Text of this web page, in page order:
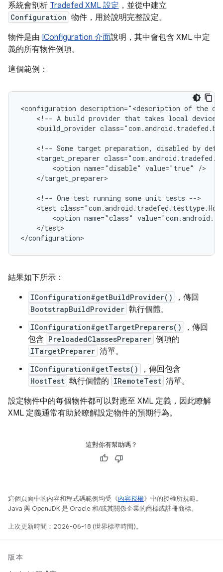
系統會剖析 Tradefed XML 設定 ，並從中建立
Configuration 物件，用於說明完整設定。
物件是由 IConfiguration 介面說明，其中會包含 XML 中定
義的所有物件例項。
這個範例：
<configuration description="<description of the
<!-- A build provider that takes local device
<build_provider
<!-- Some target preparation, disabled by
<target_preparer
<option name="disable" value="true"
</target_preparer>
<!-- One test running some unit tests
<test
<option name="class"
</test>
結果如下所示：
IConfiguration#getBuildProvider() ，傳回
BootstrapBuildProvider 執行個體。
IConfiguration#getTargetPreparers()
，傳回
包含 PreloadedClassesPreparer 例項的
ITargetPreparer 清單。
IConfiguration#getTests() ，傳回包含
HostTest 執行個體的 IRemoteTest 清單。
設定物件中的每個物件都可以對應至 XML 定義，因此瞭解
XML 定義通常有助於瞭解設定物件的預期行為。
這對你有幫助嗎？
這個頁面中的內容和程式碼範例均受《內容授權》中的授權所規範。
Java 與 OpenJDK 是 Oracle 和/或其關係企業的商標或註冊商標。
上次更新時間：2026-06-18 (世界標準時間)。
版本